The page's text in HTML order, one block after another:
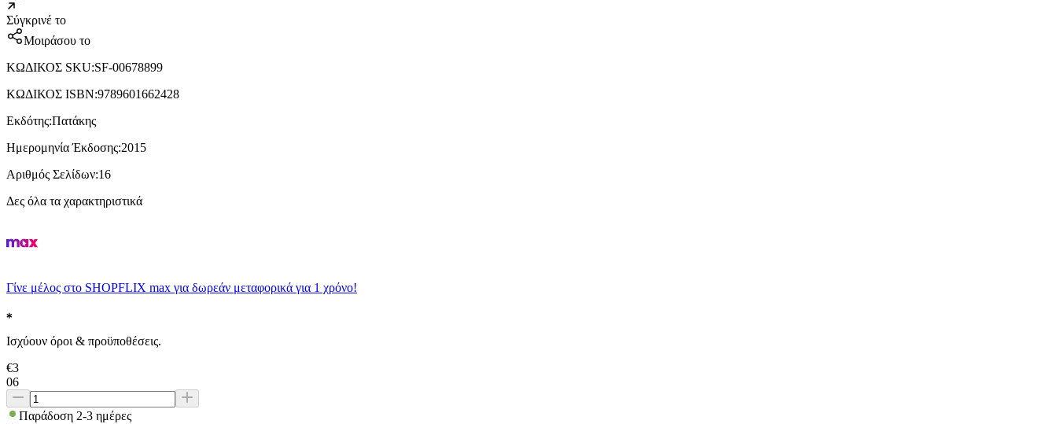
Σύγκρινέ το
Μοιράσου το
ΚΩΔΙΚΟΣ SKU:SF-00678899
ΚΩΔΙΚΟΣ ISBN:9789601662428
Εκδότης:Πατάκης
Ημερομηνία Έκδοσης:2015
Αριθμός Σελίδων:16
Δες όλα τα χαρακτηριστικά
Γίνε μέλος στο SHOPFLIX max για δωρεάν μεταφορικά για 1 χρόνο!
Ισχύουν όροι & προϋποθέσεις.
€3
06
Παράδοση 2-3 ημέρες